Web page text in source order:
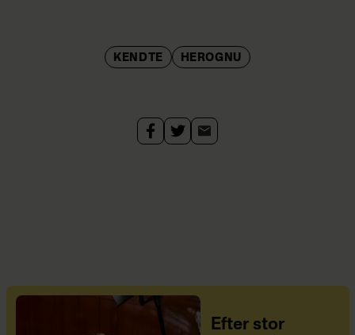
KENDTE HEROGNU
Efter stor